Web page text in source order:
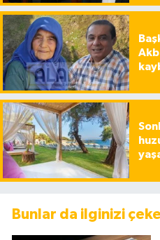
Bunlar da ilginizi